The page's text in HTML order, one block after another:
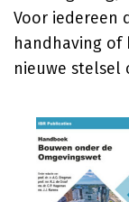
Voor iedereen
handhaving of
nieuwe stelsel